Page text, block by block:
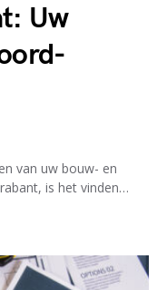
Uw
van uw bouw- en
is het vinden…